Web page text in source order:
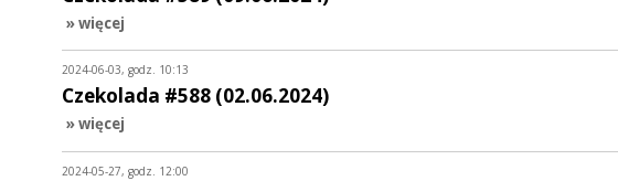
» więcej
2024-06-03, godz. 10:13
Czekolada #588 (02.06.2024)
» więcej
2024-05-27, godz. 12:00